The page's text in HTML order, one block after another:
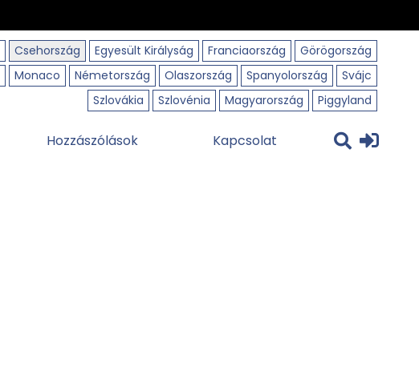
Csehország Egyesült Királyság Franciaország
Görögország
Monaco Németország Olaszország Spanyolország
Svájc
Szlovákia
Szlovénia Magyarország Piggyland
Hozzászólások Kapcsolat